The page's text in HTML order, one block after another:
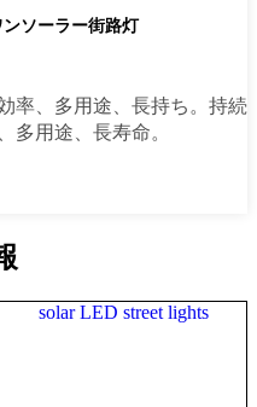
ソーラー街路灯
率、多用途、長持ち。持続
多用途、長寿命。